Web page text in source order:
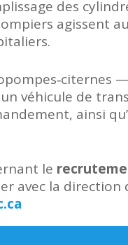
des
agissent
véhicule de
ainsi
le
avec la direction